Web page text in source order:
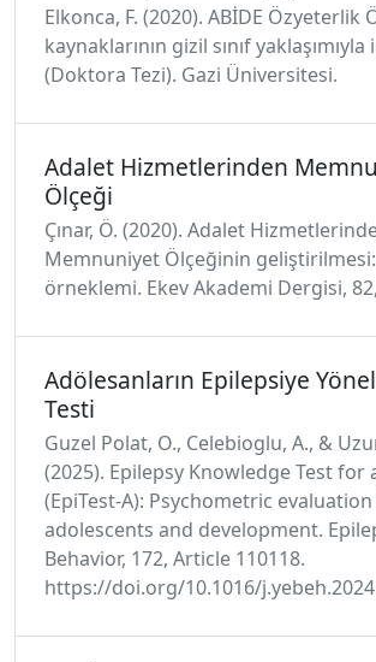
Elkonca, F. (2020). ABİDE Özyeterlik
kaynaklarının gizil sınıf
(Doktora Tezi). Gazi Üniversitesi.
Adalet Hizmetlerinden
Ölçeği
Çınar, Ö. (2020). Adalet
Memnuniyet Ölçeğinin geliştirilmesi:
örneklemi. Ekev Akademi Dergisi,
Adölesanların Epilepsiye
Testi
Guzel Polat, O., Celebioglu, A., &
(2025). Epilepsy Knowledge Test for
(EpiTest-A): Psychometric
adolescents and development.
Behavior, 172, Article 110118.
https://doi.org/10.1016/